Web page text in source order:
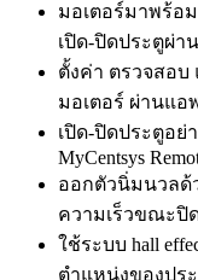
มอเตอร์มาพร้อ
เปิด-ปิดประตูผ่
ตั้งค่า ตรวจสอบ
มอเตอร์ ผ่านแอ
เปิด-ปิดประตูอย่
MyCentsys
ออกตัวนิ่มนวลด้
ความเร็วขณะปิ
ใช้ระบบ hall
ตำแหน่งของปร